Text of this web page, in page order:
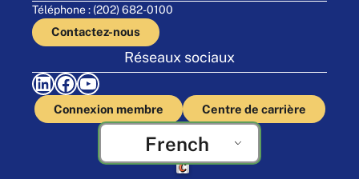
Téléphone : (202) 682-0100
Contactez-nous
Réseaux sociaux
LinkedIn Facebook YouTube
Connexion membre Centre de carrière
French
Fabriqué par Cornershop Creative